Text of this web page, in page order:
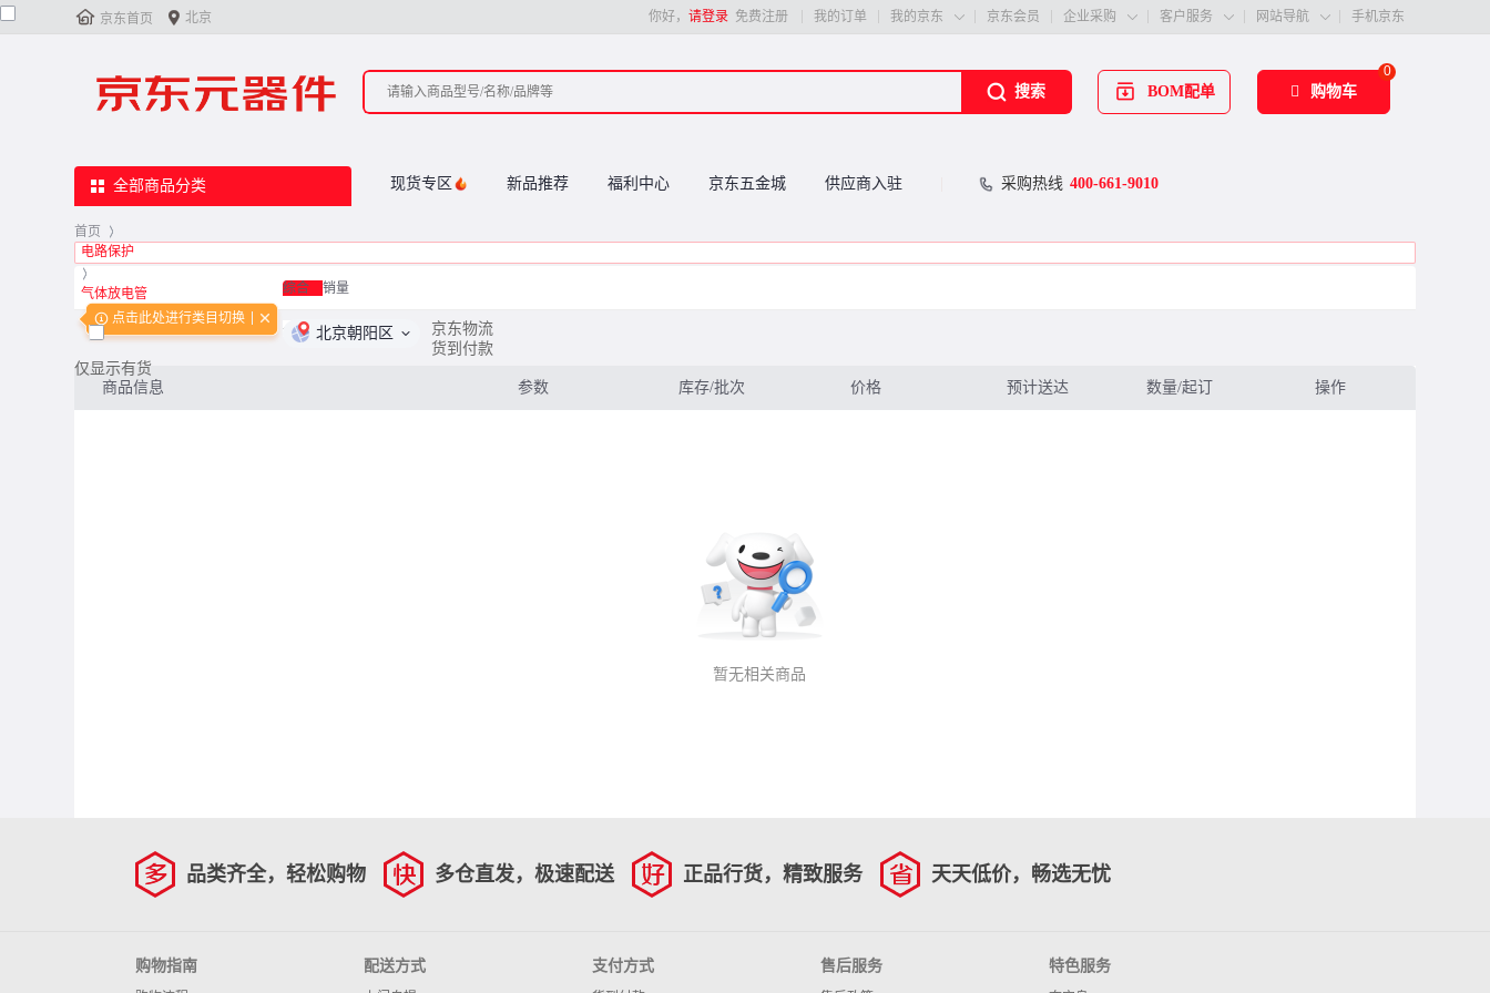
 京东首页  北京 你好， 请登录 免费注册 我的订单 我的京东  京东会员 企业采购  客户服务  网站导航  手机京东
搜索 BOM配单
0
购物车
全部商品分类 现货专区 新品推荐 福利中心 京东五金城 供应商入驻 采购热线 400-661-9010
首页
>
电路保护
>
气体放电管
点击此处进行类目切换
综合 销量
< 0/0 >
北京朝阳区
京东物流
货到付款
仅显示有货
商品信息
参数 库存/批次 价格 预计送达 数量/起订 操作
暂无相关商品
品类齐全，轻松购物 多仓直发，极速配送 正品行货，精致服务 天天低价，畅选无忧
购物指南 配送方式 支付方式 售后服务 特色服务